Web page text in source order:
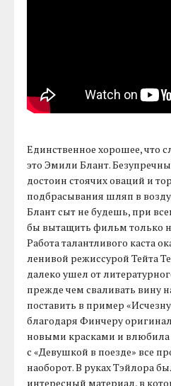
Единственное хорошее, что
это Эмили Блант.
достоин стоячих оваций и
подбрасывания шляп в
Блант сыт не будешь, при
бы вытащить фильм только
Работа талантливого каста
ленивой режиссурой Тейта
далеко ушел от
прежде чем сваливать вину
поставить в пример
благодаря Финчеру
новыми красками и влюбила
с «Девушкой в поезде» все
наоборот. В руках Тэйлора
интересный материал, в